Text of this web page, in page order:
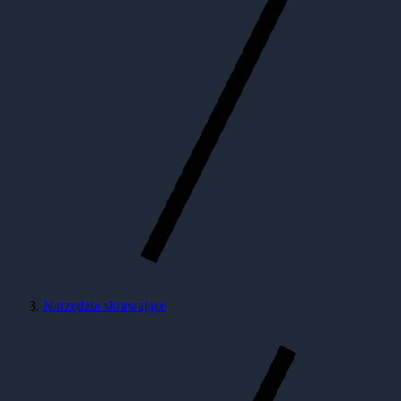
Narzędzia skrawające